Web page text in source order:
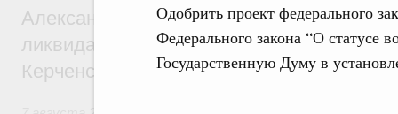
Одобрить проект федерального
Федерального закона “О статусе
Государственную Думу в
Александр Козлов провёл заседание
ликвидации последствий чрезвычайной
Керченском проливе